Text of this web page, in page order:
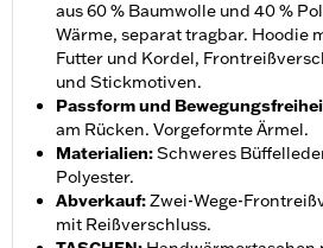
aus 60 % Baumwolle und 40 %
Wärme, separat tragbar. Hoodie
Futter und Kordel,
und Stickmotiven.
Passform und
am Rücken. Vorgeformte Ärmel.
Materialien:Schweres
Polyester.
Abverkauf:Zwei-Wege-
mit Reißverschluss.